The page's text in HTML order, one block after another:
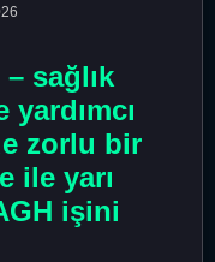
sağlık
zorlu bir
ile yarı
işini